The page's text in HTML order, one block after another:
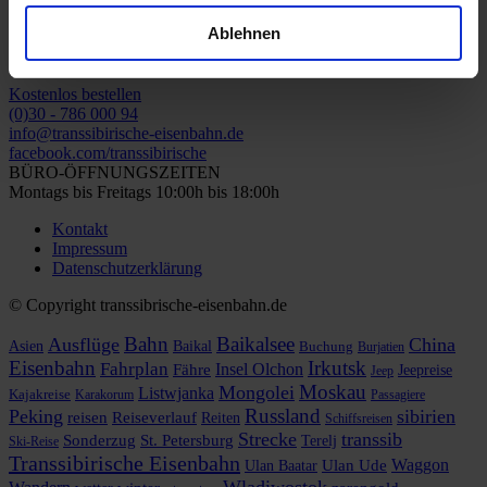
Ablehnen
Kostenlose Kataloge
Transsib-Kataloge bequem und kostenlos nach Hause bestellen.
Kostenlos bestellen
(0)30 - 786 000 94
info@transsibirische-eisenbahn.de
facebook.com/transsibirische
BÜRO-ÖFFNUNGSZEITEN
Montags bis Freitags 10:00h bis 18:00h
Kontakt
Impressum
Datenschutzerklärung
© Copyright transsibrische-eisenbahn.de
Asien Ausflüge Bahn Baikal Baikalsee Buchung Burjatien China
Eisenbahn Fahrplan Fähre Insel Olchon Irkutsk Jeep Jeepreise
Kajakreise Karakorum Listwjanka Mongolei Moskau Passagiere
Peking reisen Reiseverlauf Reiten Russland Schiffsreisen sibirien
Ski-Reise Sonderzug St. Petersburg Strecke Terelj transsib
Transsibirische Eisenbahn Ulan Baatar Ulan Ude Waggon